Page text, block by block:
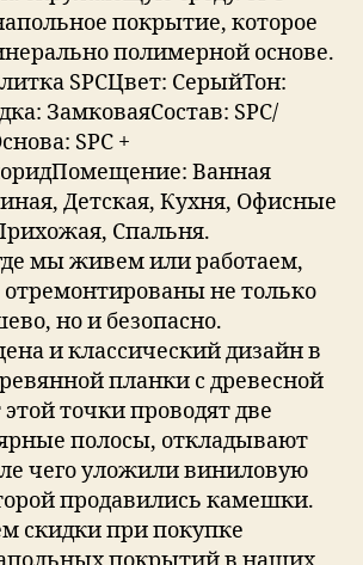
покрытие, которое
полимерной основе.
SPCЦвет: СерыйТон:
ЗамковаяСостав: SPC/
SPC +
Ванная
Детская, Кухня, Офисные
Спальня.
мы живем или работаем,
не только
но и безопасно.
и классический дизайн в
планки с древесной
точки проводят две
полосы, откладывают
чего уложили виниловую
продавились камешки.
скидки при покупке